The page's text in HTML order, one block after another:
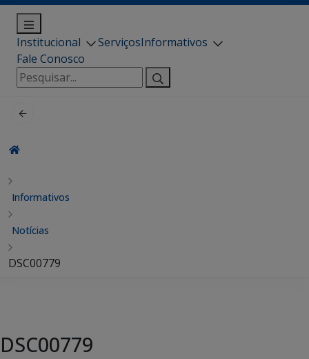
Institucional ServiçosInformativos
Fale Conosco
Pesquisar
por:
Informativos
Notícias
DSC00779
DSC00779